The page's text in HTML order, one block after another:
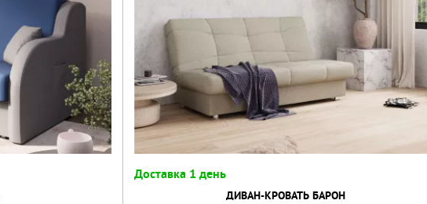
Доставка 1 день
ДИВАН-КРОВАТЬ БАРОН